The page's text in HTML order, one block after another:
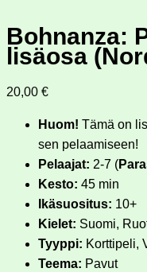
Bohnanza:
lisäosa
20,00 €
Huom! Tämä on
sen pelaamiseen!
Pelaajat: 2-7 (
Kesto: 45 min
Ikäsuositus: 10+
Kielet: Suomi,
Tyyppi: Korttipeli,
Teema: Pavut